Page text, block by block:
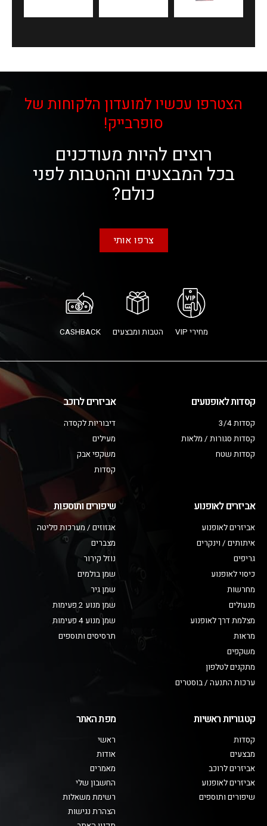
הצטרפו עכשיו למועדון הלקוחות של
סופרבייק!
רוצים להיות מעודכנים
בכל המבצעים וההטבות לפני
כולם?
צרפו אותי
מחירי VIP הטבות ומבצעים CASHBACK
קסדות לאופנועים
קסדות 3/4
קסדות סגורות / מלאות
קסדות שטח
אביזרים לרוכב
דיבוריות לקסדה
מעילים
משקפי אבק
קסדות
אביזרים לאופנוע
אביזרים לאופנוע
איתותים / וינקרים
גריפים
כיסוי לאופנוע
מחרשות
מנעולים
מצלמת דרך לאופנוע
מראות
משקפים
מתקנים לטלפון
ערכות התנעה / בוסטרים
שיפורים ותוספות
אגזוזים / מערכות פליטה
מצברים
נוזל קירור
שמן בולמים
שמן גיר
שמן מנוע 2 פעימות
שמן מנוע 4 פעימות
תרסיסים ותוספים
קטגוריות ראשיות
קסדות
מבצעים
אביזרים לרוכב
אביזרים לאופנוע
שיפורים ותוספים
מפת האתר
ראשי
אודות
מאמרים
החשבון שלי
רשימת משאלות
הצהרת נגישות